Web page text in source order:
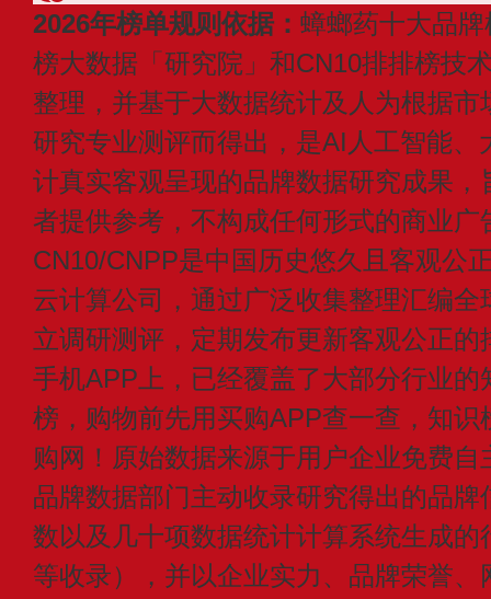
2026年榜单规则依据： 蟑螂药十大品
榜大数据「研究院」和CN10排排榜技
整理，并基于大数据统计及人为根据
研究专业测评而得出，是AI人工智能、
计真实客观呈现的品牌数据研究成果
者提供参考，不构成任何形式的商业广
CN10/CNPP是中国历史悠久且客观公
云计算公司，通过广泛收集整理汇编
立调研测评，定期发布更新客观公正
手机APP上，已经覆盖了大部分行业
榜，购物前先用买购APP查一查，知
购网！原始数据来源于用户企业免费
品牌数据部门主动收录研究得出的品
数以及几十项数据统计计算系统生成
等收录），并以企业实力、品牌荣誉